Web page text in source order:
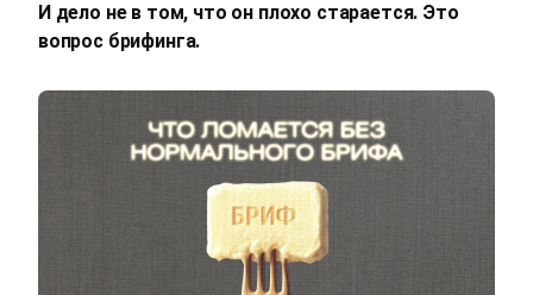
И дело не в том, что он плохо старается. Это
вопрос брифинга.